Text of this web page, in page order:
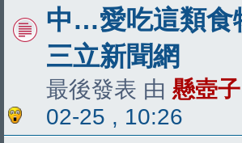
中…愛吃這類食
三立新聞網
最後發表 由 懸壺子
02-25 , 10:26